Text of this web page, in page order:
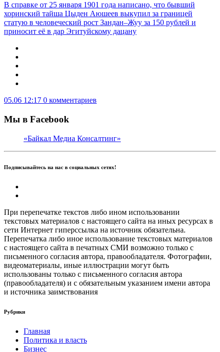
В справке от 25 января 1901 года написано, что бывший
хоринский тайша Цыден Аюшеев выкупил за границей
статую в человеческий рост Зандан–Жуу за 150 рублей и
приносит её в дар Эгитуйскому дацану
05.06 12:17 0 комментариев
Мы в Facebook
«Байкал Медиа Консалтинг»
Подписывайтесь на нас в социальных сетях!
При перепечатке текстов либо ином использовании
текстовых материалов с настоящего сайта на иных ресурсах в
сети Интернет гиперссылка на источник обязательна.
Перепечатка либо иное использование текстовых материалов
с настоящего сайта в печатных СМИ возможно только с
письменного согласия автора, правообладателя. Фотографии,
видеоматериалы, иные иллюстрации могут быть
использованы только с письменного согласия автора
(правообладателя) и с обязательным указанием имени автора
и источника заимствования
Рубрики
Главная
Политика и власть
Бизнес